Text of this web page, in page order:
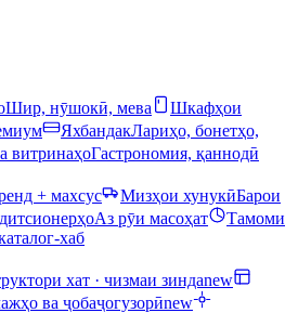
Шир, нӯшокӣ, мева
Шкафҳои
ЯхбандакЛариҳо, бонетҳо,
витринаҳоГастрономия, қаннодӣ
+ махсус Мизҳои хунукӣБарои
Аз рӯи масоҳат
Тамоми
хаб
хат · чизмаи зиндаnew
ва ҷобаҷогузорӣnew